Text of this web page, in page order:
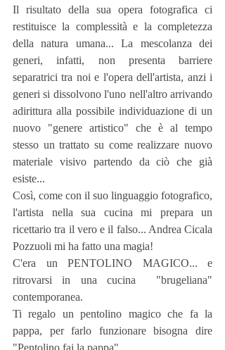
Il risultato della sua opera fotografica ci
restituisce la complessità e la completezza
della natura umana... La mescolanza dei
generi, infatti, non presenta barriere
separatrici tra noi e l'opera dell'artista, anzi i
generi si dissolvono l'uno nell'altro arrivando
adirittura alla possibile individuazione di un
nuovo "genere artistico" che è al tempo
stesso un trattato su come realizzare nuovo
materiale visivo partendo da ciò che già
esiste...
Così, come con il suo linguaggio fotografico,
l'artista nella sua cucina mi prepara un
ricettario tra il vero e il falso... Andrea Cicala
Pozzuoli mi ha fatto una magia!
C'era un PENTOLINO MAGICO... e
ritrovarsi in una cucina  "brugeliana"
contemporanea.
Ti regalo un pentolino magico che fa la
pappa, per farlo funzionare bisogna dire
"Pentolino fai la pappa".